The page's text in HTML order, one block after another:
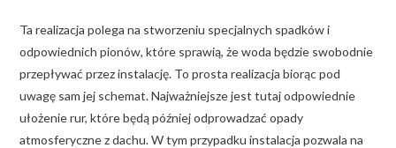
Ta realizacja polega na stworzeniu specjalnych spadków i
odpowiednich pionów, które sprawią, że woda będzie swobodnie
przepływać przez instalację. To prosta realizacja biorąc pod
uwagę sam jej schemat. Najważniejsze jest tutaj odpowiednie
ułożenie rur, które będą później odprowadzać opady
atmosferyczne z dachu. W tym przypadku instalacja pozwala na